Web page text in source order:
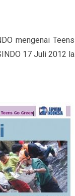
mengenai
17 Juli 2012